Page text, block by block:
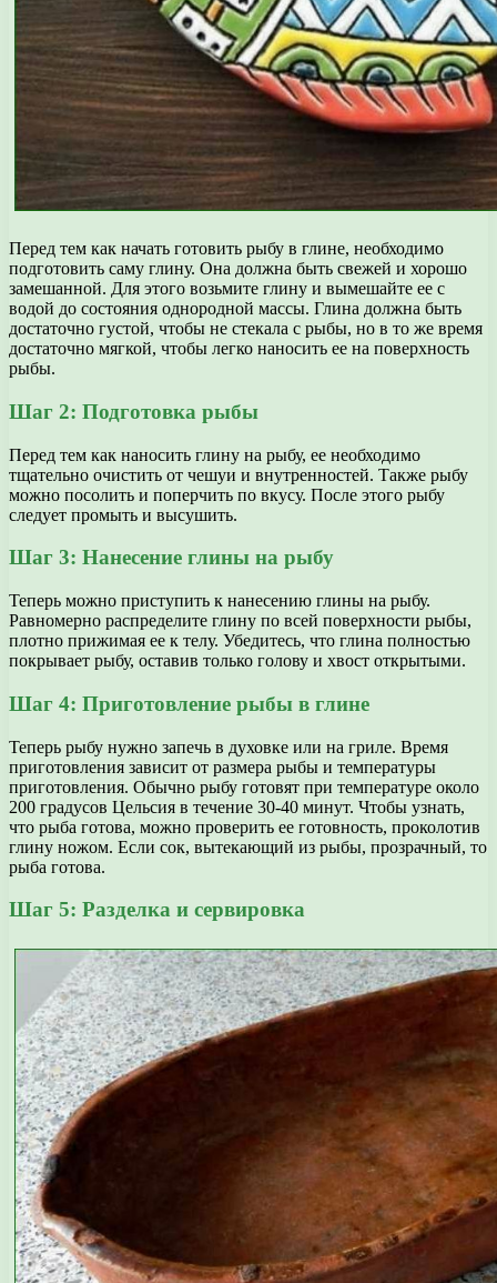
Перед тем как начать готовить рыбу в глине, необходимо
подготовить саму глину. Она должна быть свежей и хорошо
замешанной. Для этого возьмите глину и вымешайте ее с
водой до состояния однородной массы. Глина должна быть
достаточно густой, чтобы не стекала с рыбы, но в то же время
достаточно мягкой, чтобы легко наносить ее на поверхность
рыбы.
Шаг 2: Подготовка рыбы
Перед тем как наносить глину на рыбу, ее необходимо
тщательно очистить от чешуи и внутренностей. Также рыбу
можно посолить и поперчить по вкусу. После этого рыбу
следует промыть и высушить.
Шаг 3: Нанесение глины на рыбу
Теперь можно приступить к нанесению глины на рыбу.
Равномерно распределите глину по всей поверхности рыбы,
плотно прижимая ее к телу. Убедитесь, что глина полностью
покрывает рыбу, оставив только голову и хвост открытыми.
Шаг 4: Приготовление рыбы в глине
Теперь рыбу нужно запечь в духовке или на гриле. Время
приготовления зависит от размера рыбы и температуры
приготовления. Обычно рыбу готовят при температуре около
200 градусов Цельсия в течение 30-40 минут. Чтобы узнать,
что рыба готова, можно проверить ее готовность, проколотив
глину ножом. Если сок, вытекающий из рыбы, прозрачный, то
рыба готова.
Шаг 5: Разделка и сервировка